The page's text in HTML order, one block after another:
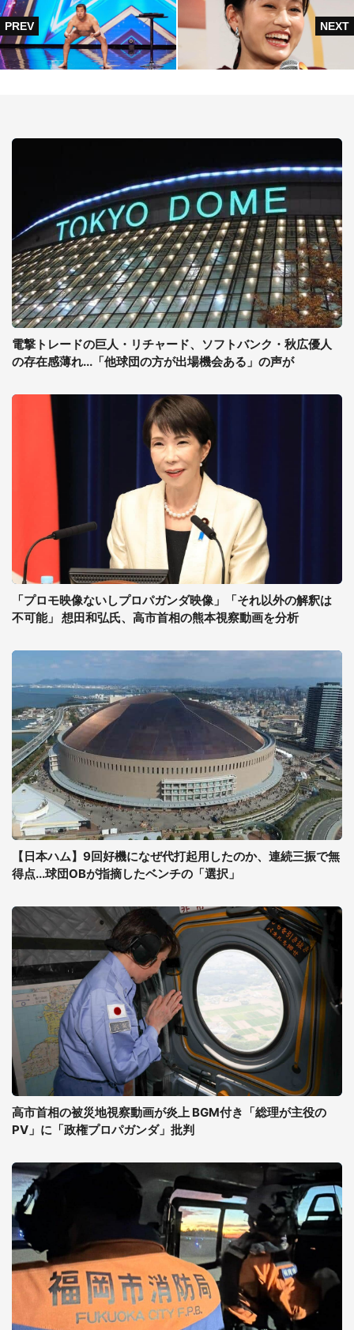
電撃トレードの巨人・リチャード、ソフトバンク・秋広優人
の存在感薄れ...「他球団の方が出場機会ある」の声が
「プロモ映像ないしプロパガンダ映像」「それ以外の解釈は
不可能」 想田和弘氏、高市首相の熊本視察動画を分析
【日本ハム】9回好機になぜ代打起用したのか、連続三振で無
得点...球団OBが指摘したベンチの「選択」
高市首相の被災地視察動画が炎上 BGM付き「総理が主役の
PV」に「政権プロパガンダ」批判